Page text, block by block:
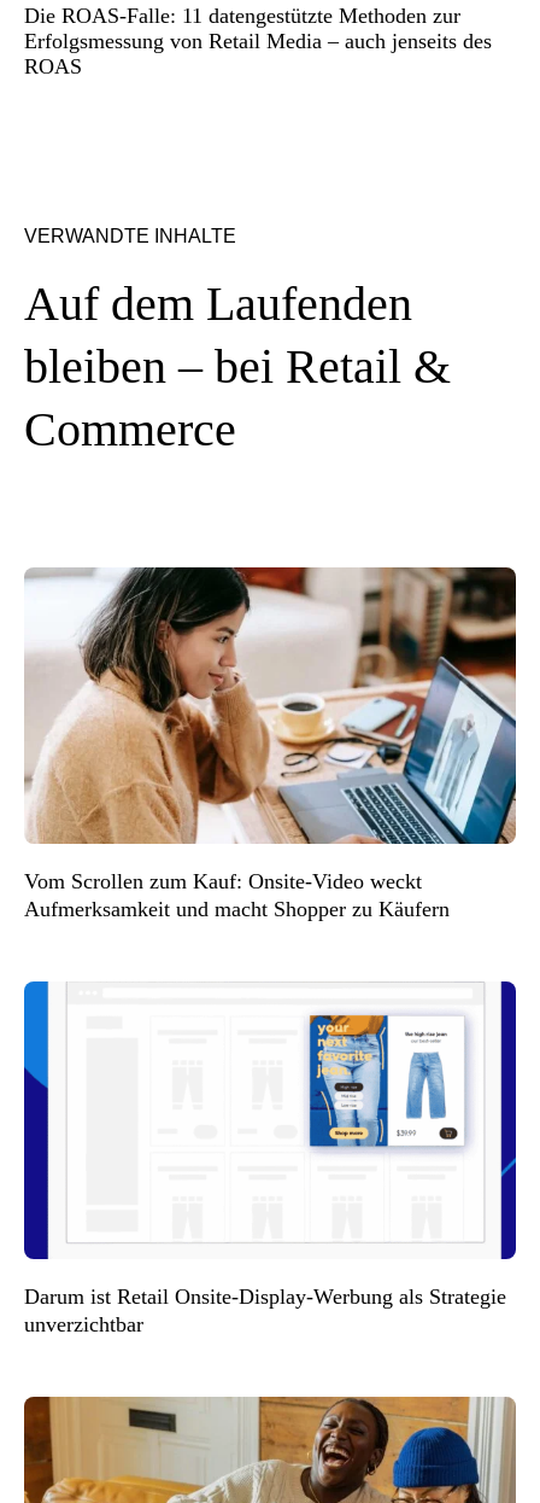
Die ROAS-Falle: 11 datengestützte Methoden zur
Erfolgsmessung von Retail Media – auch jenseits des
ROAS
VERWANDTE INHALTE
Auf dem Laufenden
bleiben – bei Retail &
Commerce
Vom Scrollen zum Kauf: Onsite-Video weckt
Aufmerksamkeit und macht Shopper zu Käufern
Darum ist Retail Onsite-Display-Werbung als Strategie
unverzichtbar